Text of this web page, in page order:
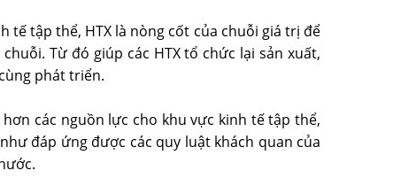
tế tập thể, HTX là nòng cốt của chuỗi giá trị để
Từ đó giúp các HTX tổ chức lại sản xuất,
phát triển.
các nguồn lực cho khu vực kinh tế tập thể,
đáp ứng được các quy luật khách quan của